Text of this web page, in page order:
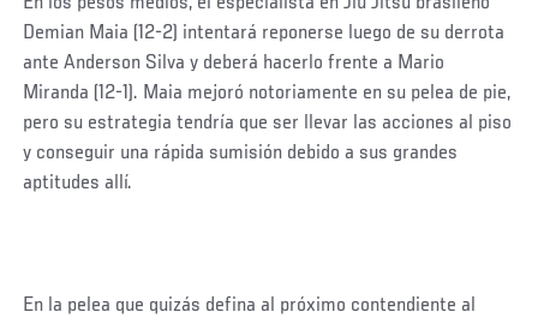
Demian Maia (12-2) intentará reponerse luego de su derrota
ante Anderson Silva y deberá hacerlo frente a Mario
Miranda (12-1). Maia mejoró notoriamente en su pelea de pie,
pero su estrategia tendría que ser llevar las acciones al piso
y conseguir una rápida sumisión debido a sus grandes
aptitudes allí.
En la pelea que quizás defina al próximo contendiente al